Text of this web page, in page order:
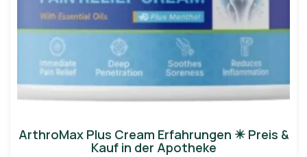
ArthroMax Plus Cream Erfahrungen ✴️ Preis &
Kauf in der Apotheke